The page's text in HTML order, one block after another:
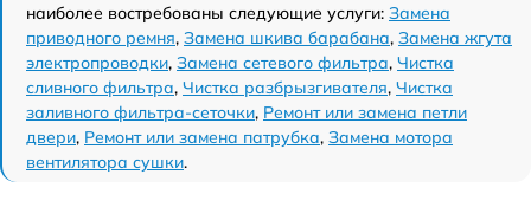
наиболее востребованы следующие услуги: Замена
приводного ремня, Замена шкива барабана, Замена жгута
электропроводки, Замена сетевого фильтра, Чистка
сливного фильтра, Чистка разбрызгивателя, Чистка
заливного фильтра-сеточки, Ремонт или замена петли
двери, Ремонт или замена патрубка, Замена мотора
вентилятора сушки.